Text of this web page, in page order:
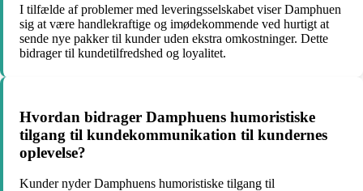
I tilfælde af problemer med leveringsselskabet viser Damphuen
sig at være handlekraftige og imødekommende ved hurtigt at
sende nye pakker til kunder uden ekstra omkostninger. Dette
bidrager til kundetilfredshed og loyalitet.
Hvordan bidrager Damphuens humoristiske
tilgang til kundekommunikation til kundernes
oplevelse?
Kunder nyder Damphuens humoristiske tilgang til